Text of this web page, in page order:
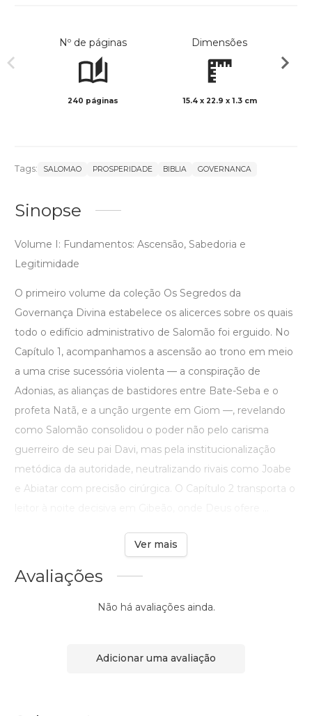
Nº de páginas
240 páginas
Dimensões
15.4 x 22.9 x 1.3 cm
Tags: SALOMAO PROSPERIDADE BIBLIA GOVERNANCA
Sinopse
Volume I: Fundamentos: Ascensão, Sabedoria e
Legitimidade
O primeiro volume da coleção Os Segredos da
Governança Divina estabelece os alicerces sobre os quais
todo o edifício administrativo de Salomão foi erguido. No
Capítulo 1, acompanhamos a ascensão ao trono em meio
a uma crise sucessória violenta — a conspiração de
Adonias, as alianças de bastidores entre Bate-Seba e o
profeta Natã, e a unção urgente em Giom —, revelando
como Salomão consolidou o poder não pelo carisma
guerreiro de seu pai Davi, mas pela institucionalização
metódica da autoridade, neutralizando rivais como Joabe
e Abiatar com precisão cirúrgica. O Capítulo 2 transporta o
Ver mais
Avaliações
Não há avaliações ainda.
Adicionar uma avaliação